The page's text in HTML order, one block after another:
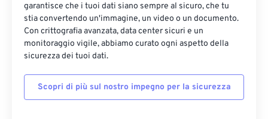
garantisce che i tuoi dati siano sempre al sicuro, che tu
stia convertendo un'immagine, un video o un documento.
Con crittografia avanzata, data center sicuri e un
monitoraggio vigile, abbiamo curato ogni aspetto della
sicurezza dei tuoi dati.
Scopri di più sul nostro impegno per la sicurezza